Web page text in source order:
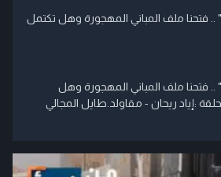
.. فتحنا ملف المباني المهجورة وهل تكتمل
فتحنا ملف المباني المهجورة وهل
:إياد ريحان - مقاولد.طايل المجالي